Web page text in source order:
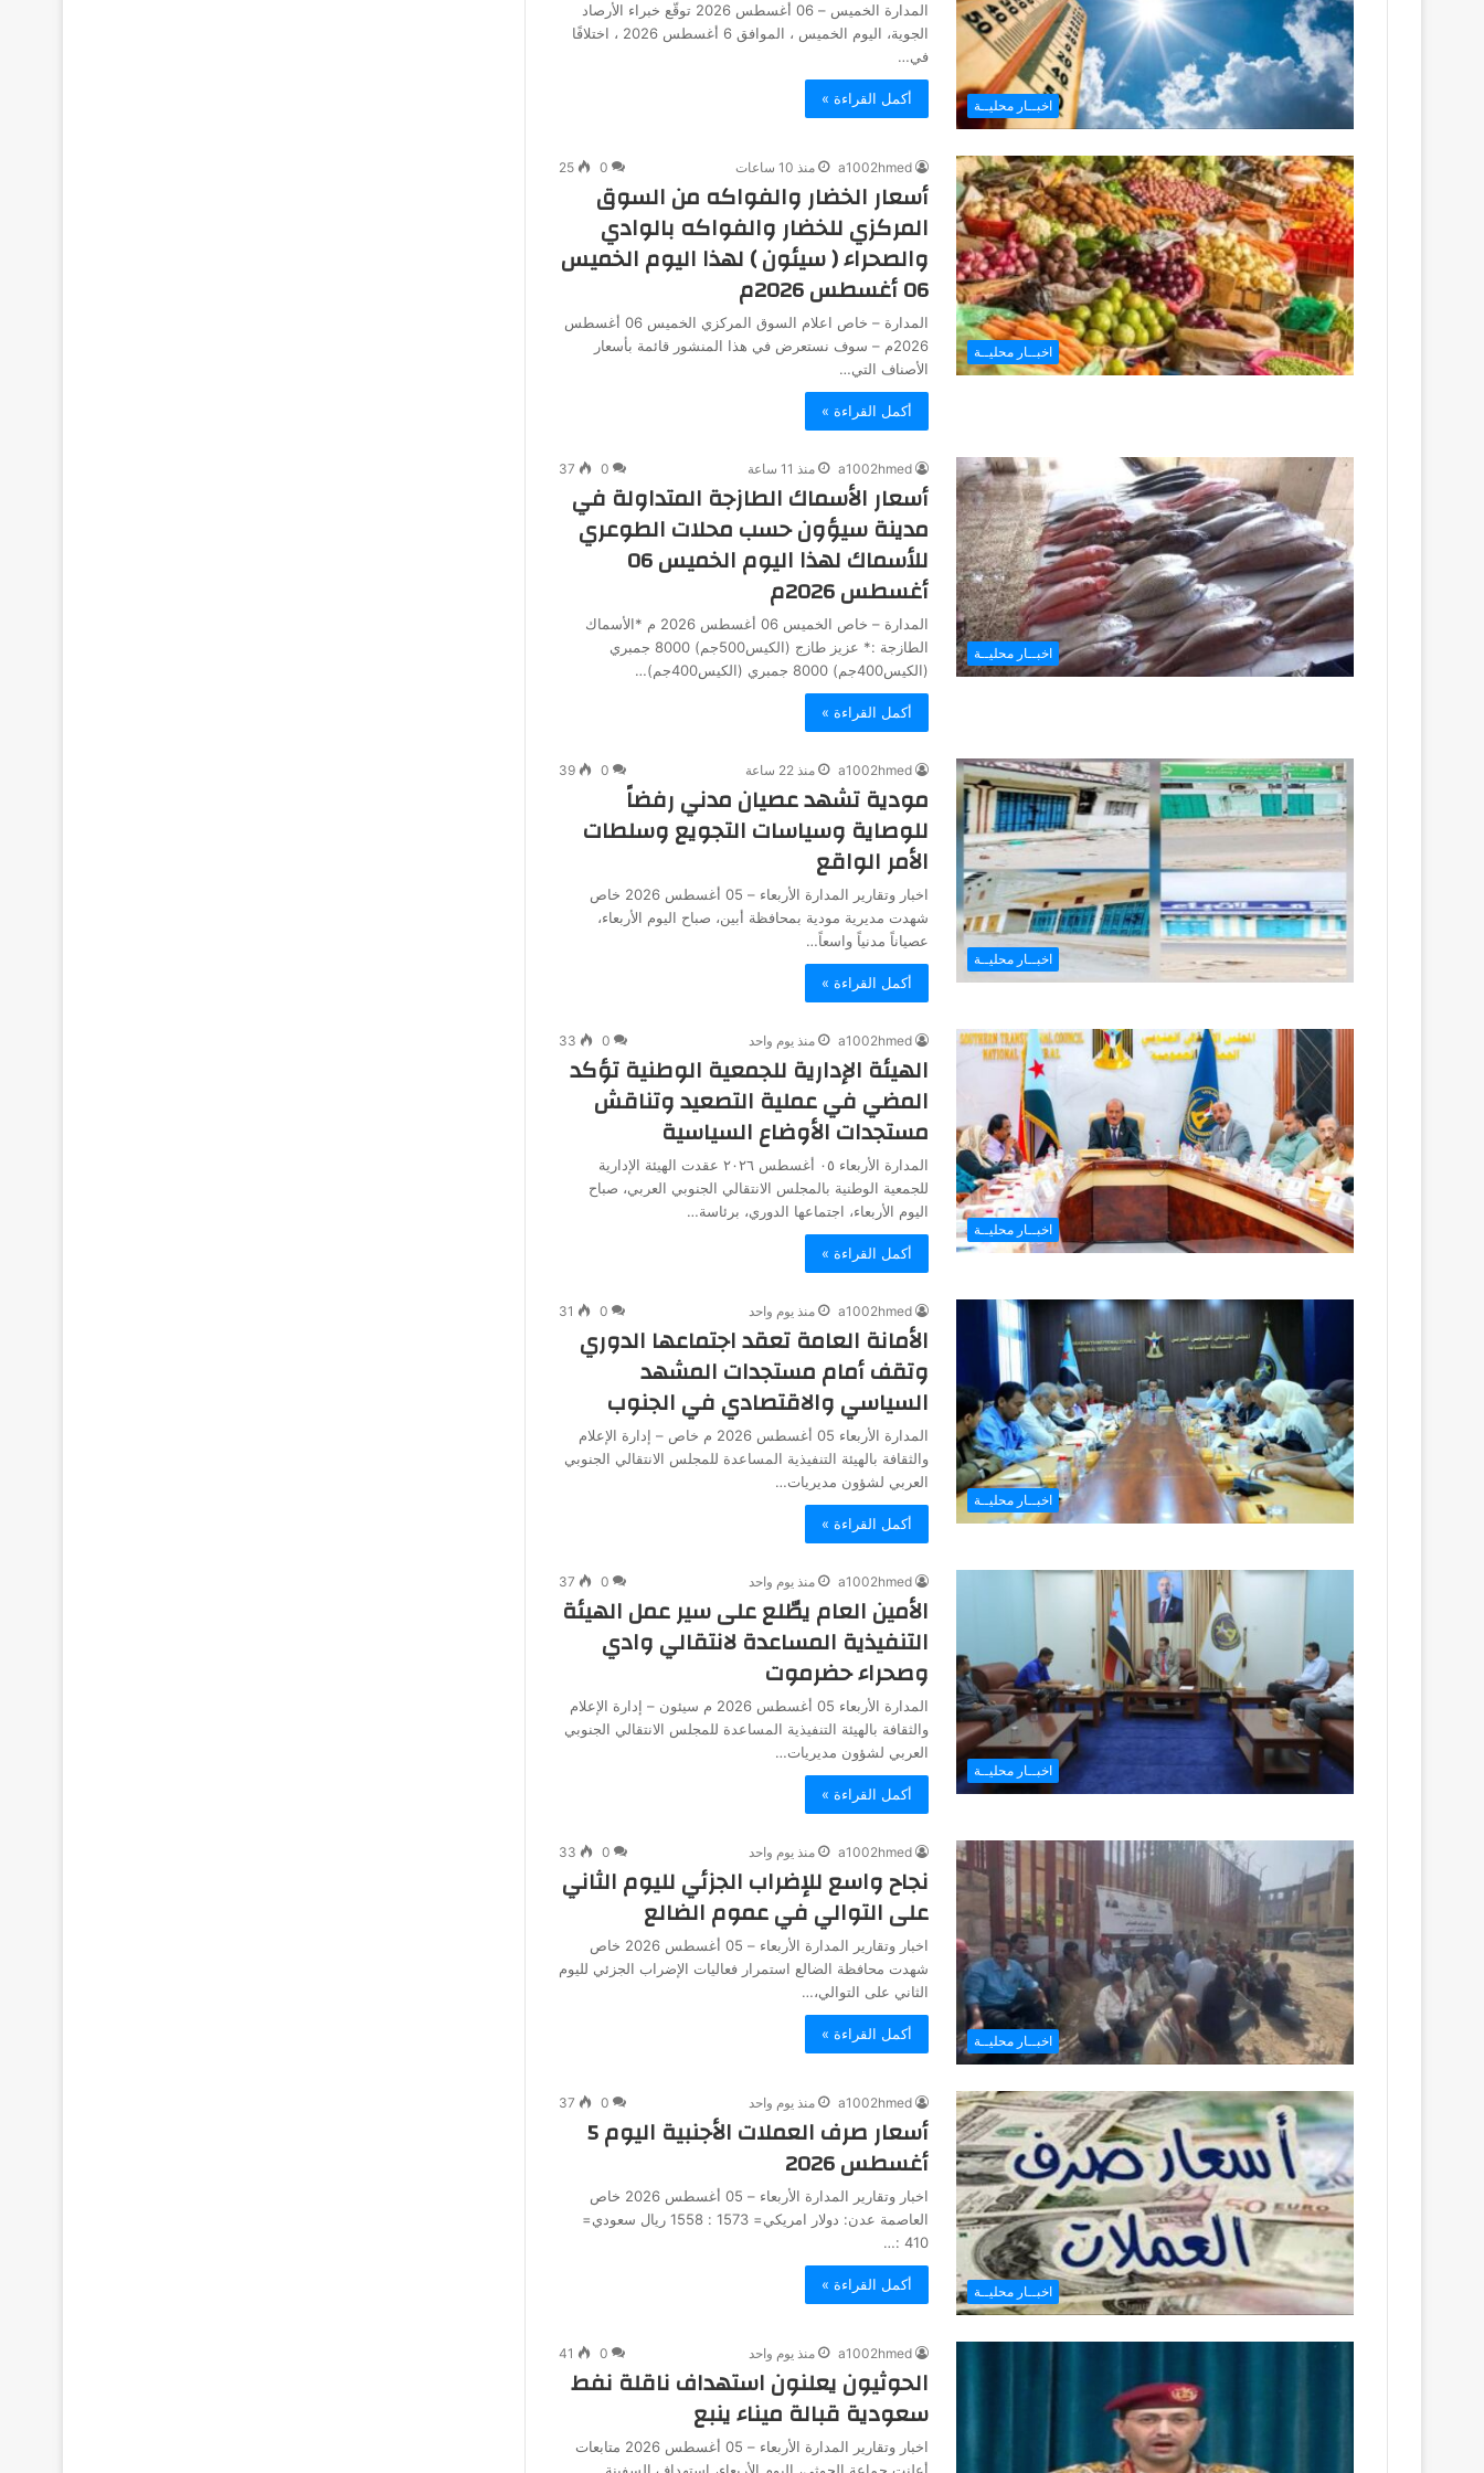
اخبــار محليــة
المدارة الخميس – 06 أغسطس 2026 توقّع خبراء الأرصاد
الجوية، اليوم الخميس ، الموافق 6 أغسطس 2026 ، اختلافًا
في…
أكمل القراءة »
اخبــار محليــة
a1002hmed منذ 10 ساعات 0
25
أسعار الخضار والفواكه من السوق
المركزي للخضار والفواكه بالوادي
والصحراء ( سيئون ) لهذا اليوم الخميس
06 أغسطس 2026م
المدارة – خاص اعلام السوق المركزي الخميس 06 أغسطس
2026م – سوف نستعرض في هذا المنشور قائمة بأسعار
الأصناف التي…
أكمل القراءة »
اخبــار محليــة
a1002hmed منذ 11 ساعة 0
37
أسعار الأسماك الطازجة المتداولة في
مدينة سيؤون حسب محلات الطوعري
للأسماك لهذا اليوم الخميس 06
أغسطس 2026م
المدارة – خاص الخميس 06 أغسطس 2026 م *الأسماك
الطازجة :* عزيز طازج (الكيس500جم) 8000 جمبري
(الكيس400جم) 8000 جمبري (الكيس400جم)…
أكمل القراءة »
اخبــار محليــة
a1002hmed منذ 22 ساعة 0
39
مودية تشهد عصيان مدني رفضاً
للوصاية وسياسات التجويع وسلطات
الأمر الواقع
اخبار وتقارير المدارة الأربعاء – 05 أغسطس 2026 خاص
شهدت مديرية مودية بمحافظة أبين، صباح اليوم الأربعاء،
عصياناً مدنياً واسعاً…
أكمل القراءة »
اخبــار محليــة
a1002hmed منذ يوم واحد 0
33
الهيئة الإدارية للجمعية الوطنية تؤكد
المضي في عملية التصعيد وتناقش
مستجدات الأوضاع السياسية
المدارة الأربعاء ٠٥ أغسطس ٢٠٢٦ عقدت الهيئة الإدارية
للجمعية الوطنية بالمجلس الانتقالي الجنوبي العربي، صباح
اليوم الأربعاء، اجتماعها الدوري، برئاسة…
أكمل القراءة »
اخبــار محليــة
a1002hmed منذ يوم واحد 0
31
الأمانة العامة تعقد اجتماعها الدوري
وتقف أمام مستجدات المشهد
السياسي والاقتصادي في الجنوب
المدارة الأربعاء 05 أغسطس 2026 م خاص – إدارة الإعلام
والثقافة بالهيئة التنفيذية المساعدة للمجلس الانتقالي الجنوبي
العربي لشؤون مديريات…
أكمل القراءة »
اخبــار محليــة
a1002hmed منذ يوم واحد 0
37
الأمين العام يطّلع على سير عمل الهيئة
التنفيذية المساعدة لانتقالي وادي
وصحراء حضرموت
المدارة الأربعاء 05 أغسطس 2026 م سيئون – إدارة الإعلام
والثقافة بالهيئة التنفيذية المساعدة للمجلس الانتقالي الجنوبي
العربي لشؤون مديريات…
أكمل القراءة »
اخبــار محليــة
a1002hmed منذ يوم واحد 0
33
نجاح واسع للإضراب الجزئي لليوم الثاني
على التوالي في عموم الضالع
اخبار وتقارير المدارة الأربعاء – 05 أغسطس 2026 خاص
شهدت محافظة الضالع استمرار فعاليات الإضراب الجزئي لليوم
الثاني على التوالي،…
أكمل القراءة »
اخبــار محليــة
a1002hmed منذ يوم واحد 0
37
أسعار صرف العملات الأجنبية اليوم 5
أغسطس 2026
اخبار وتقارير المدارة الأربعاء – 05 أغسطس 2026 خاص
العاصمة عدن: دولار امريكي= 1573 : 1558 ريال سعودي=
410 :…
أكمل القراءة »
a1002hmed منذ يوم واحد 0
41
الحوثيون يعلنون استهداف ناقلة نفط
سعودية قبالة ميناء ينبع
اخبار وتقارير المدارة الأربعاء – 05 أغسطس 2026 متابعات